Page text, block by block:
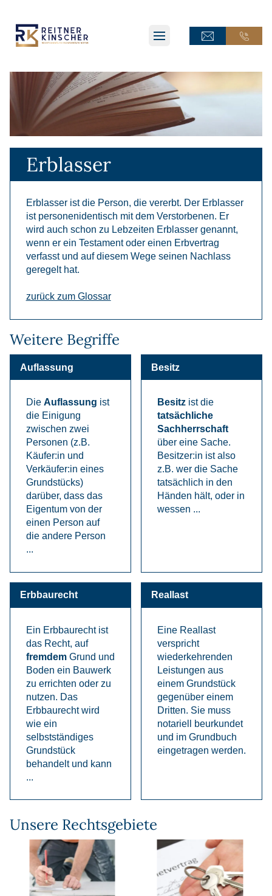
ONLINE-AKTE
ONLINE-TERMINANFRAGE
Erblasser
Erblasser ist die Person, die vererbt. Der Erblasser
ist personenidentisch mit dem Verstorbenen. Er
wird auch schon zu Lebzeiten Erblasser genannt,
wenn er ein Testament oder einen Erbvertrag
verfasst und auf diesem Wege seinen Nachlass
geregelt hat.
zurück zum Glossar
Weitere Begriffe
Auflassung
Die Auflassung ist
die Einigung
zwischen zwei
Personen (z.B.
Käufer:in und
Verkäufer:in eines
Grundstücks)
darüber, dass das
Eigentum von der
einen Person auf
die andere Person
...
Besitz
Besitz ist die
tatsächliche
Sachherrschaft
über eine Sache.
Besitzer:in ist also
z.B. wer die Sache
tatsächlich in den
Händen hält, oder in
wessen ...
Erbbaurecht
Ein Erbbaurecht ist
das Recht, auf
fremdem Grund und
Boden ein Bauwerk
zu errichten oder zu
nutzen. Das
Erbbaurecht wird
wie ein
selbstständiges
Grundstück
behandelt und kann
...
Reallast
Eine Reallast
verspricht
wiederkehrenden
Leistungen aus
einem Grundstück
gegenüber einem
Dritten. Sie muss
notariell beurkundet
und im Grundbuch
eingetragen werden.
Unsere Rechtsgebiete